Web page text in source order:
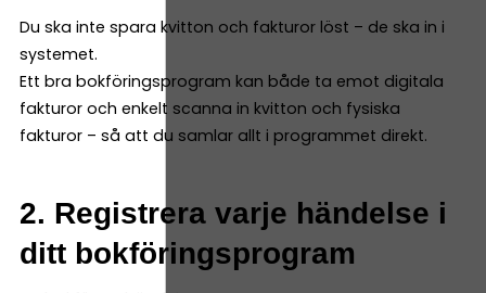
Du ska inte spara kvitton och fakturor löst – de ska in i
systemet.
Ett bra bokföringsprogram kan både ta emot digitala
fakturor och enkelt scanna in kvitton och fysiska
fakturor – så att du samlar allt i programmet direkt.
2. Registrera varje händelse i
ditt bokföringsprogram